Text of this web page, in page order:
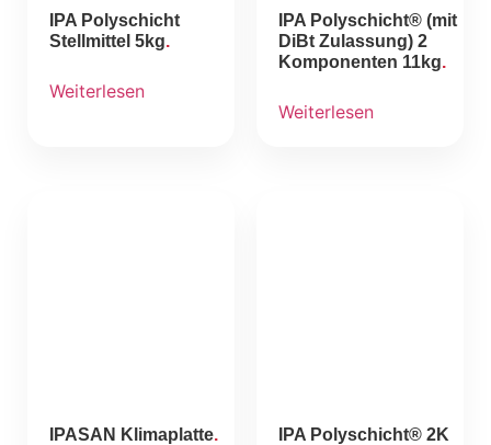
IPA Polyschicht
Stellmittel 5kg
Weiterlesen
IPA Polyschicht® (mit
DiBt Zulassung) 2
Komponenten 11kg
Weiterlesen
IPASAN Klimaplatte
IPA Polyschicht® 2K